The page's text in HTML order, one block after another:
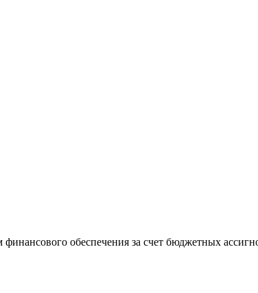
обеспечения за счет бюджетных